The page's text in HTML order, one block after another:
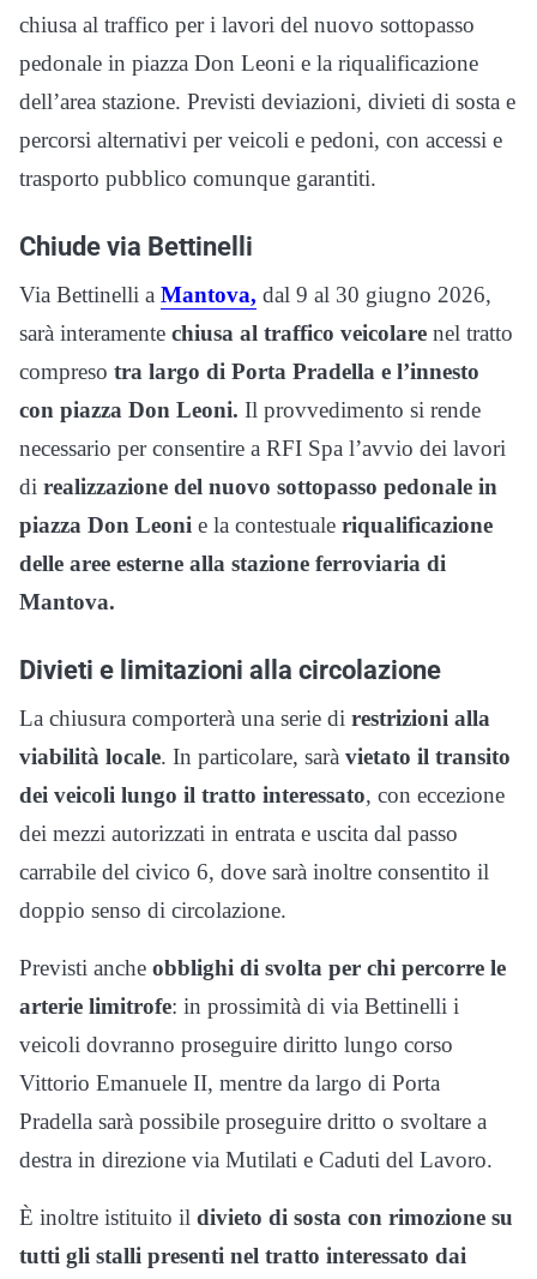
chiusa al traffico per i lavori del nuovo sottopasso
pedonale in piazza Don Leoni e la riqualificazione
dell’area stazione. Previsti deviazioni, divieti di sosta e
percorsi alternativi per veicoli e pedoni, con accessi e
trasporto pubblico comunque garantiti.
Chiude via Bettinelli
Via Bettinelli a Mantova, dal 9 al 30 giugno 2026,
sarà interamente chiusa al traffico veicolare nel tratto
compreso tra largo di Porta Pradella e l’innesto
con piazza Don Leoni. Il provvedimento si rende
necessario per consentire a RFI Spa l’avvio dei lavori
di realizzazione del nuovo sottopasso pedonale in
piazza Don Leoni e la contestuale riqualificazione
delle aree esterne alla stazione ferroviaria di
Mantova.
Divieti e limitazioni alla circolazione
La chiusura comporterà una serie di restrizioni alla
viabilità locale. In particolare, sarà vietato il transito
dei veicoli lungo il tratto interessato, con eccezione
dei mezzi autorizzati in entrata e uscita dal passo
carrabile del civico 6, dove sarà inoltre consentito il
doppio senso di circolazione.
Previsti anche obblighi di svolta per chi percorre le
arterie limitrofe: in prossimità di via Bettinelli i
veicoli dovranno proseguire diritto lungo corso
Vittorio Emanuele II, mentre da largo di Porta
Pradella sarà possibile proseguire dritto o svoltare a
destra in direzione via Mutilati e Caduti del Lavoro.
È inoltre istituito il divieto di sosta con rimozione su
tutti gli stalli presenti nel tratto interessato dai